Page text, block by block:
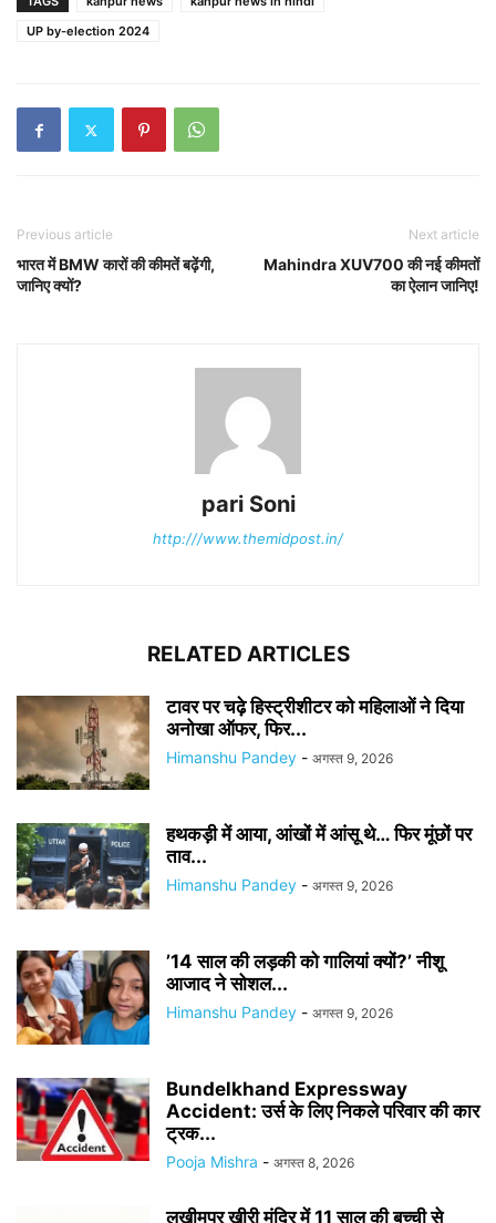
UP by-election 2024
Previous article
भारत में BMW कारों की कीमतें बढ़ेंगी,
जानिए क्यों?
Next article
Mahindra XUV700 की नई कीमतों
का ऐलान जानिए!
pari Soni
http:///www.themidpost.in/
RELATED ARTICLES
टावर पर चढ़े हिस्ट्रीशीटर को महिलाओं ने दिया
अनोखा ऑफर, फिर...
Himanshu Pandey - अगस्त 9, 2026
हथकड़ी में आया, आंखों में आंसू थे… फिर मूंछों पर
ताव...
Himanshu Pandey - अगस्त 9, 2026
’14 साल की लड़की को गालियां क्यों?’ नीशू
आजाद ने सोशल...
Himanshu Pandey - अगस्त 9, 2026
Bundelkhand Expressway
Accident: उर्स के लिए निकले परिवार की कार
ट्रक...
Pooja Mishra - अगस्त 8, 2026
लखीमपुर खीरी मंदिर में 11 साल की बच्ची से